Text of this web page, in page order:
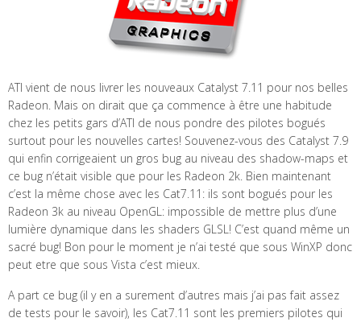
ATI vient de nous livrer les nouveaux Catalyst 7.11 pour nos belles
Radeon. Mais on dirait que ça commence à être une habitude
chez les petits gars d’ATI de nous pondre des pilotes bogués
surtout pour les nouvelles cartes! Souvenez-vous des Catalyst 7.9
qui enfin corrigeaient un gros bug au niveau des shadow-maps et
ce bug n’était visible que pour les Radeon 2k. Bien maintenant
c’est la même chose avec les Cat7.11: ils sont bogués pour les
Radeon 3k au niveau OpenGL: impossible de mettre plus d’une
lumière dynamique dans les shaders GLSL! C’est quand même un
sacré bug! Bon pour le moment je n’ai testé que sous WinXP donc
peut etre que sous Vista c’est mieux.
A part ce bug (il y en a surement d’autres mais j’ai pas fait assez
de tests pour le savoir), les Cat7.11 sont les premiers pilotes qui